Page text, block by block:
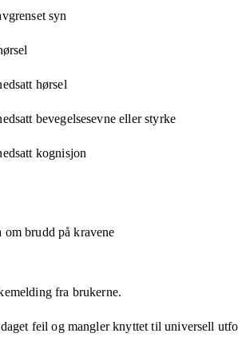
syn
hørsel
bevegelsesevne eller styrke
kognisjon
brudd på kravene
fra brukerne.
feil og mangler knyttet til universell